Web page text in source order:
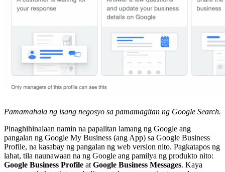
Pamamahala ng isang negosyo sa pamamagitan ng Google Search.
Pinaghihinalaan namin na papalitan lamang ng Google ang
pangalan ng Google My Business (ang App) sa Google Business
Profile, na kasabay ng pangalan ng web version nito. Pagkatapos ng
lahat, tila naunawaan na ng Google ang pamilya ng produkto nito:
Google Business Profile atGoogle Business Messages. Kaya